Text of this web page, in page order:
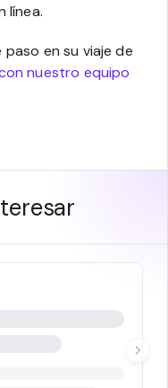
línea.
en su viaje de
nuestro equipo